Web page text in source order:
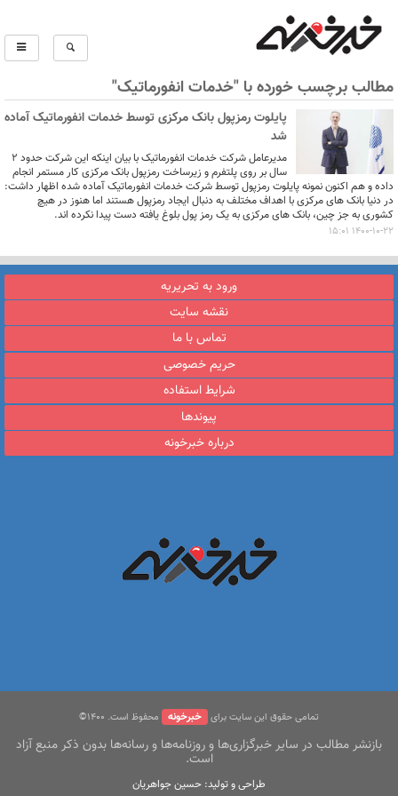
مطالب برچسب خورده با "خدمات انفورماتیک"
پایلوت رمزپول بانک مرکزی توسط خدمات انفورماتیک آماده
شد
مدیرعامل شرکت خدمات انفورماتیک با بیان اینکه این شرکت حدود 2
سال بر روی پلتفرم و زیرساخت رمزپول بانک مرکزی کار مستمر انجام
داده و هم اکنون نمونه پایلوت رمزپول توسط شرکت خدمات انفورماتیک آماده شده اظهار داشت:
در دنیا بانک های مرکزی با اهداف مختلف به دنبال ایجاد رمزپول هستند اما هنوز در هیچ
کشوری به جز چین، بانک های مرکزی به یک رمز پول بلوغ یافته دست پیدا نکرده اند.
1400-10-22 15:01
ورود به تحریریه
نقشه سایت
تماس با ما
حریم خصوصی
شرایط استفاده
پیوندها
درباره خبرخونه
تمامی حقوق این سایت برای خبرخونه محفوظ است. ۱400©
بازنشر مطالب در سایر خبرگزاری‌ها و روزنامه‌ها و رسانه‌ها بدون ذکر منبع آزاد
است.
طراحی و تولید: حسین جواهریان